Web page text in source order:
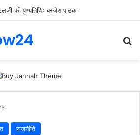
की पुण्यतिथिः ब्रजेश पाठक
राजनीति